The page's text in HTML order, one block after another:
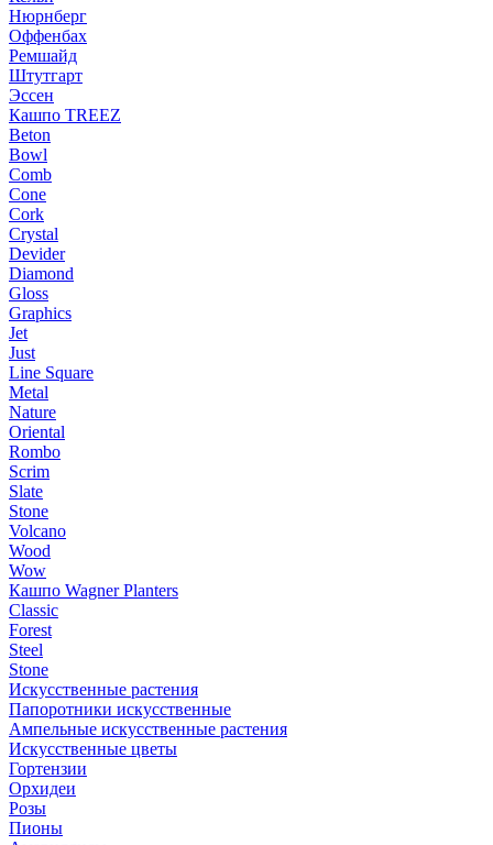
Нюрнберг
Оффенбах
Ремшайд
Штутгарт
Эссен
Кашпо TREEZ
Beton
Bowl
Comb
Cone
Cork
Crystal
Devider
Diamond
Gloss
Graphics
Jet
Just
Line Square
Metal
Nature
Oriental
Rombo
Scrim
Slate
Stone
Volcano
Wood
Wow
Кашпо Wagner Planters
Classic
Forest
Steel
Stone
Искусственные растения
Папоротники искусственные
Ампельные искусственные растения
Искусственные цветы
Гортензии
Орхидеи
Розы
Пионы